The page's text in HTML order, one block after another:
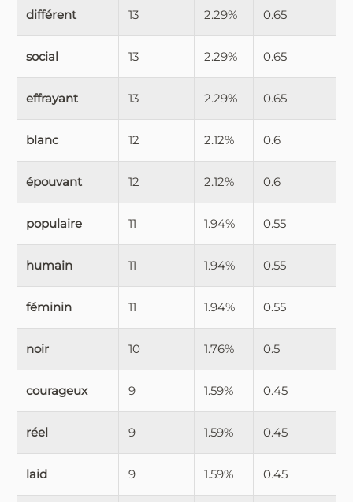
différent 13 2.29% 0.65
social 13 2.29% 0.65
effrayant 13 2.29% 0.65
blanc 12 2.12% 0.6
épouvant 12 2.12% 0.6
populaire 11 1.94% 0.55
humain 11 1.94% 0.55
féminin 11 1.94% 0.55
noir 10 1.76% 0.5
courageux 9 1.59% 0.45
réel 9 1.59% 0.45
laid 9 1.59% 0.45